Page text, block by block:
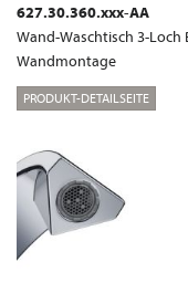
627.30.360.xxx-AA
Wand-Waschtisch 3-Loch
Wandmontage
PRODUKT-DETAILSEITE